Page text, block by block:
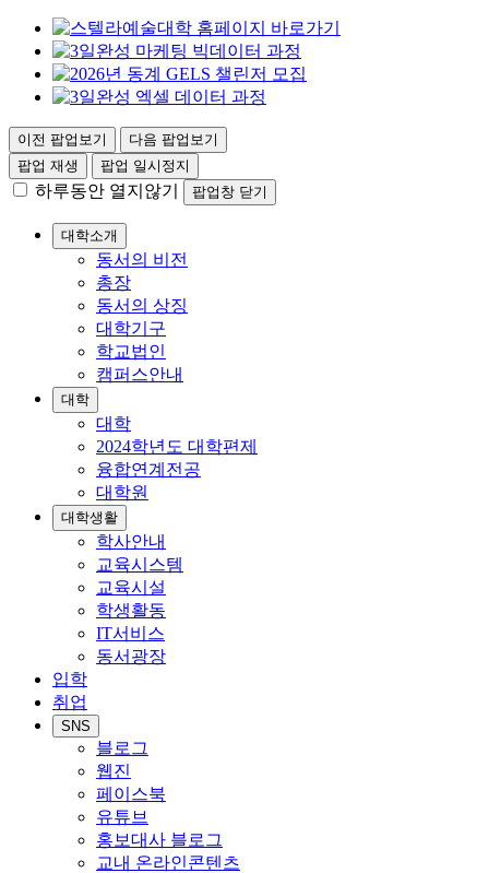
이전 팝업보기
다음 팝업보기
팝업 재생
팝업 일시정지
하루동안 열지않기 팝업창 닫기
대학소개
동서의 비전
총장
동서의 상징
대학기구
학교법인
캠퍼스안내
대학
대학
2024학년도 대학편제
융합연계전공
대학원
대학생활
학사안내
교육시스템
교육시설
학생활동
IT서비스
동서광장
입학
취업
SNS
블로그
웹진
페이스북
유튜브
홍보대사 블로그
교내 온라인콘텐츠